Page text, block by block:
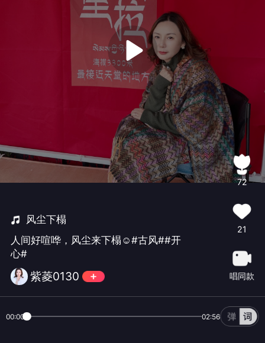
风尘下榻
人间好喧哗，风尘来下榻☺️#古风##开
心#
紫菱0130
72
21
唱同款
00:00 02:56